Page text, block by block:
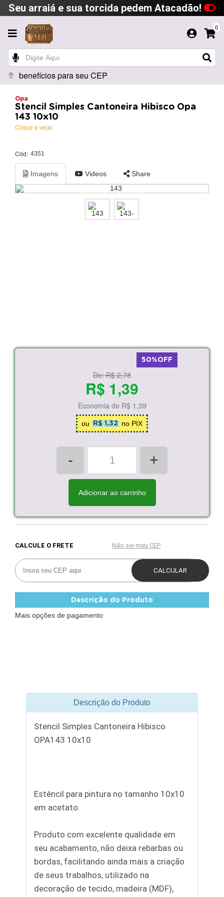
Seu arraiá e sua torcida pedem Atacadão!
0
benefícios para seu CEP
Opa
Stencil Simples Cantoneira Hibisco Opa
143 10x10
Clique e veja!
Cód: 4351
Imagens Videos Share
50%OFF
De:R$ 2,78
R$ 1,39
Economia de R$ 1,39
ou R$ 1,32 no PIX
- +
Adicionar ao carrinho
Descrição do Produto
Mais opções de pagamento
Descrição do Produto
Stencil Simples Cantoneira Hibisco
OPA143 10x10
Estêncil para pintura no tamanho 10x10
em acetato.
Produto com excelente qualidade em
seu acabamento, não deixa rebarbas ou
bordas, facilitando ainda mais a criação
de seus trabalhos, utilizado na
decoração de tecido, madeira (MDF),